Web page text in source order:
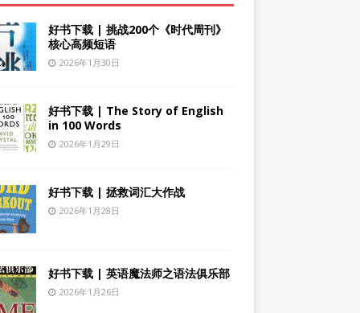
好书下载 | 挑战200个《时代周刊》
核心高频短语
2026年1月30日
好书下载 | The Story of English
in 100 Words
2026年1月29日
好书下载 | 拯救词汇大作战
2026年1月28日
好书下载 | 英语魔法师之语法俱乐部
2026年1月26日